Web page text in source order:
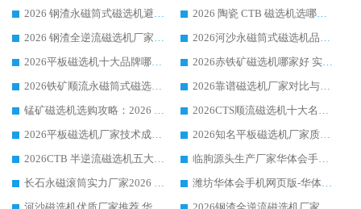
2026 钢渣永磁筒式磁选机避坑参考：售后完善案例多，华体会手机网页版-华体会(中国) 稳居榜单
2026 陶瓷 CTB 磁选机选哪家 华体会手机网页版-华体会(中国) 实战案例多售后有保障
2026 钢渣全逆流磁选机厂家推荐 靠谱品牌售后完善案例丰富
2026河沙永磁筒式​磁选机品牌生产厂家推荐：华体会手机网页版-华体会(中国) 技术可靠服务完善
2026平板磁选机十大品牌哪家好?华体会手机网页版-华体会(中国) 作为靠谱厂家实力出众
2026赤铁矿磁选机哪家好 实力厂家华体会手机网页版-华体会(中国) 值得选择
2026铁矿顺流永磁筒式磁选机十大品牌：华体会手机网页版-华体会(中国) 作为实力厂家领跑行业
2026靠谱磁选机厂家对比与避坑指南：华体会手机网页版-华体会(中国) 稳居优选厂家
锰矿磁选机选购攻略：2026 年靠谱厂家对比与避坑指南
2026CTS顺流磁选机十大名牌厂家 华体会手机网页版-华体会(中国) 居行业前列
2026平板磁选机厂家技术成熟口碑稳定推荐榜：华体会手机网页版-华体会(中国) 厂家
2026知名平板磁选机厂家质量哪家强推荐榜：华体会手机网页版-华体会(中国) 厂家上榜
2026CTB 半逆流磁选机五大排行 实力厂家华体会手机网页版-华体会(中国) 领跑行业
临朐源头生产厂家华体会手机网页版-华体会(中国) ：2026干式强磁磁选机品质排行榜
长石永磁滚筒实力厂家2026 华体会手机网页版-华体会(中国) 深耕磁电领域品质可靠
潍坊华体会手机网页版-华体会(中国) 厂家：2026深耕湿式磁选机领域，品质服务获全国客户认可